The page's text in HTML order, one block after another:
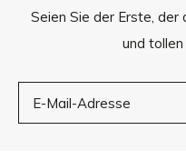
Seien Sie der Erste,
und